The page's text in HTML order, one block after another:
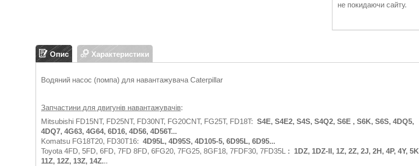
не покидаючи сайту.
Опис Характеристики
Водяний насос (помпа) для навантажувача Caterpillar
Запчастини для двигунів навантажувачів:
Mitsubishi FD15NT, FD25NT, FD30NT, FG20CNT, FG25T, FD18T: S4E, S4E2, S4S, S4Q2, S6E , S6K, S6S, 4DQ5,
4DQ7, 4G63, 4G64, 6D16, 4D56, 4D56T...
Komatsu FG18T20, FD30T16: 4D95L, 4D95S, 4D105-5, 6D95L, 6D95...
Toyota 4FD, 5FD, 6FD, 7FD 8FD, 6FG20, 7FG25, 8GF18, 7FDF30, 7FD35L : 1DZ, 1DZ-II, 1Z, 2Z, 2J, 2H, 4P, 4Y, 5K
11Z, 12Z, 13Z, 14Z...